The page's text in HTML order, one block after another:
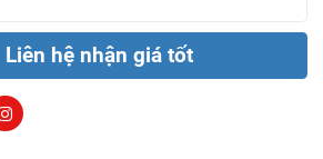
Liên hệ nhận giá tốt